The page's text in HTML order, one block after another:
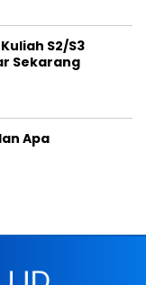
S2/S3
Sekarang
Apa